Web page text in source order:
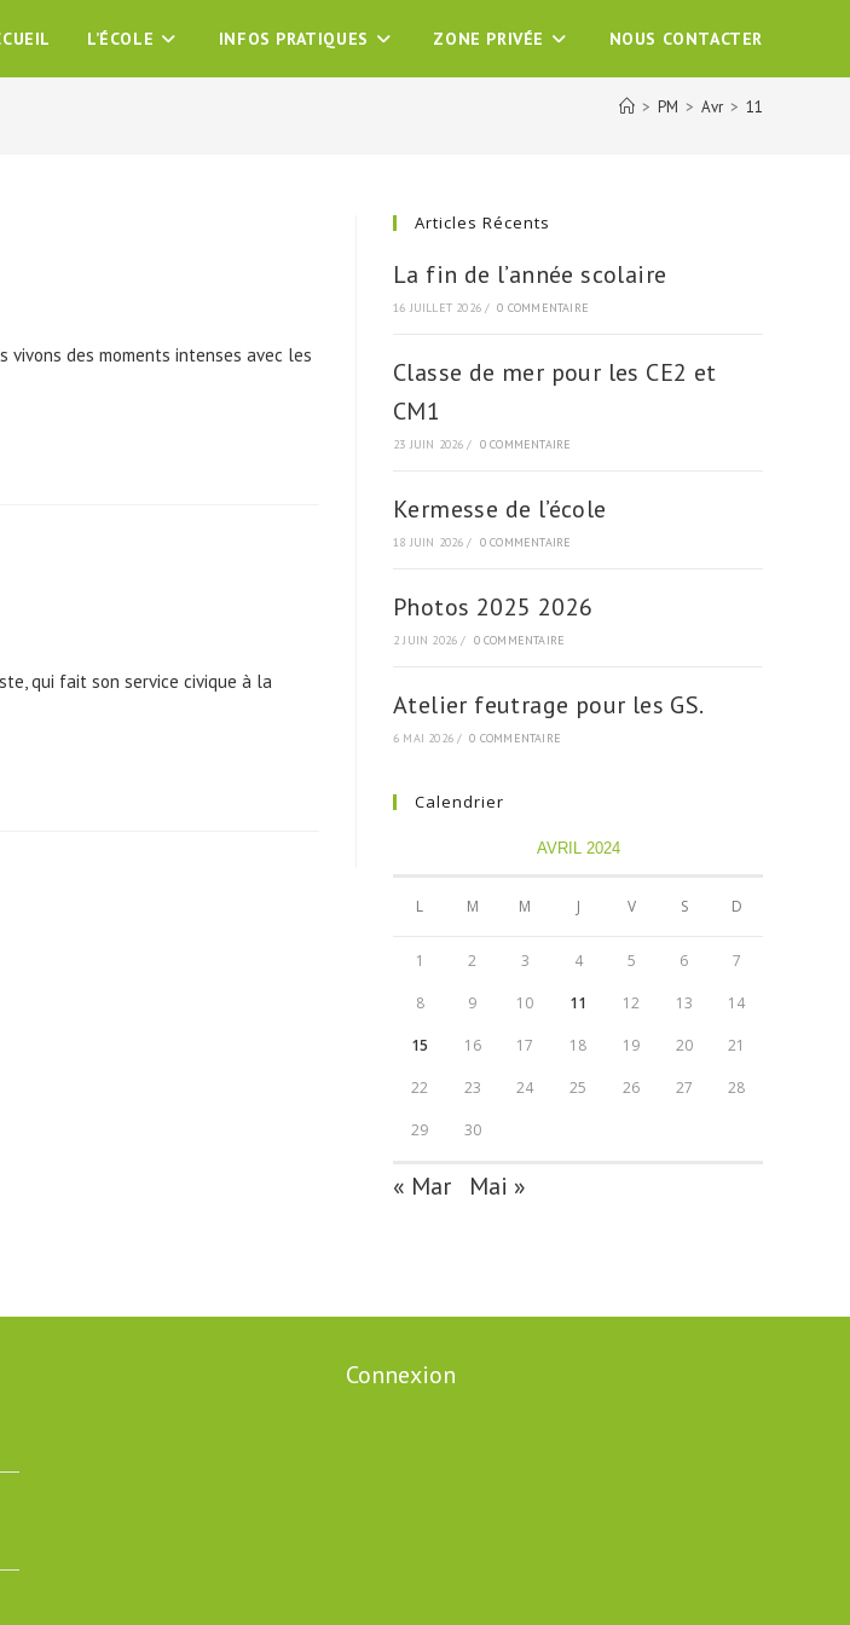
L’ÉCOLE INFOS PRATIQUES ZONE PRIVÉE NOUS CONTACTER
> PM > Avr > 11
vivons des moments intenses avec les
qui fait son service civique à la
Articles Récents
La fin de l’année scolaire
16 JUILLET 2026 / 0 COMMENTAIRE
Classe de mer pour les CE2 et
CM1
23 JUIN 2026 / 0 COMMENTAIRE
Kermesse de l’école
18 JUIN 2026 / 0 COMMENTAIRE
Photos 2025 2026
2 JUIN 2026 / 0 COMMENTAIRE
Atelier feutrage pour les GS.
6 MAI 2026 / 0 COMMENTAIRE
Calendrier
AVRIL 2024
L M M J V S D
1 2 3 4 5 6 7
8 9 10 11 12 13 14
15 16 17 18 19 20 21
22 23 24 25 26 27 28
29 30
« Mar Mai »
Connexion